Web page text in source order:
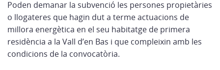
Poden demanar la subvenció les persones propietàries
o llogateres que hagin dut a terme actuacions de
millora energètica en el seu habitatge de primera
residència a la Vall d’en Bas i que compleixin amb les
condicions de la convocatòria.